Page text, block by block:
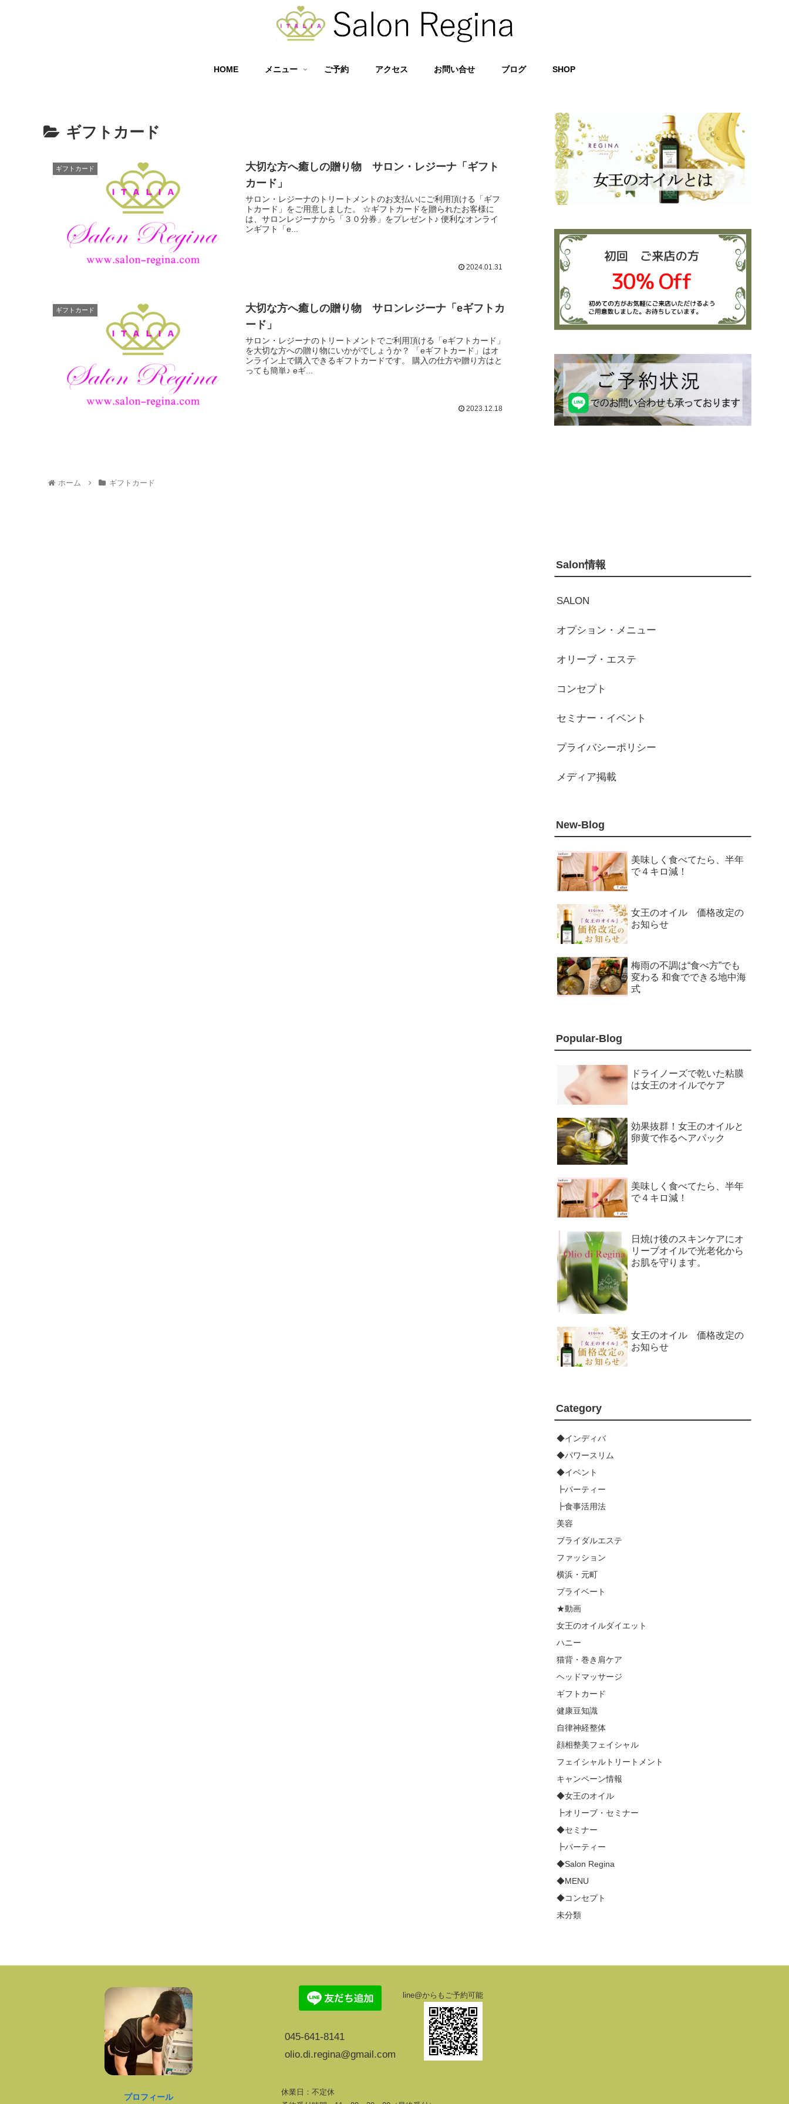
HOME メニュー ご予約 アクセス お問い合せ ブログ SHOP
ギフトカード
ギフトカード
大切な方へ癒しの贈り物 サロン・レジーナ「ギフト
カード」
サロン・レジーナのトリートメントのお支払いにご利用頂ける「ギフ
トカード」をご用意しました。 ☆ギフトカードを贈られたお客様に
は、サロンレジーナから「３０分券」をプレゼント♪ 便利なオンライ
ンギフト「e...
2024.01.31
ギフトカード
大切な方へ癒しの贈り物 サロンレジーナ「eギフトカ
ード」
サロン・レジーナのトリートメントでご利用頂ける「eギフトカード」
を大切な方への贈り物にいかがでしょうか？ 「eギフトカード」はオ
ンライン上で購入できるギフトカードです。 購入の仕方や贈り方はと
っても簡単♪ eギ...
2023.12.18
ホーム ギフトカード
Salon情報
SALON
オプション・メニュー
オリーブ・エステ
コンセプト
セミナー・イベント
プライバシーポリシー
メディア掲載
New-Blog
美味しく食べてたら、半年
で４キロ減！
女王のオイル 価格改定の
お知らせ
梅雨の不調は“食べ方”でも
変わる 和食でできる地中海
式
Popular-Blog
ドライノーズで乾いた粘膜
は女王のオイルでケア
効果抜群！女王のオイルと
卵黄で作るヘアパック
美味しく食べてたら、半年
で４キロ減！
日焼け後のスキンケアにオ
リーブオイルで光老化から
お肌を守ります。
女王のオイル 価格改定の
お知らせ
Category
◆インディバ
◆パワースリム
◆イベント
┣パーティー
┣食事活用法
美容
ブライダルエステ
ファッション
横浜・元町
プライベート
★動画
女王のオイルダイエット
ハニー
猫背・巻き肩ケア
ヘッドマッサージ
ギフトカード
健康豆知識
自律神経整体
顔相整美フェイシャル
フェイシャルトリートメント
キャンペーン情報
◆女王のオイル
┣オリーブ・セミナー
◆セミナー
┣パーティー
◆Salon Regina
◆MENU
◆コンセプト
未分類
プロフィール
045-641-8141
olio.di.regina@gmail.com
line@からもご予約可能
休業日：不定休